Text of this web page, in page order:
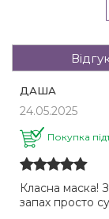
ДАША
24.05.2025
Покупка
Класна маска!
запах просто